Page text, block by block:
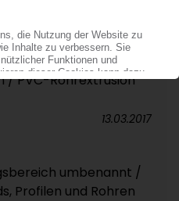
soll
/ PVC-Rohrextrusion
13.03.2017
umbenannt /
Profilen und Rohren